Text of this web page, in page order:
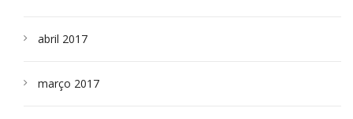
abril 2017
março 2017